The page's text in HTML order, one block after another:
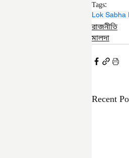
Tags:
Lok Sabha
রাজনীতি
মালদা
Recent